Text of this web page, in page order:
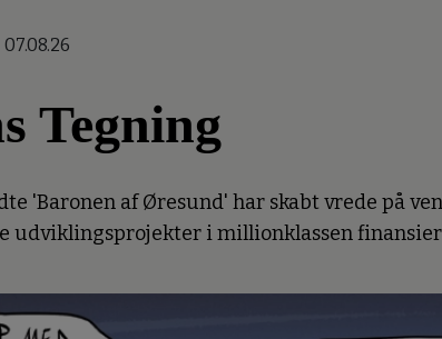
07.08.26
Tegning
'Baronen af Øresund' har skabt vrede på
udviklingsprojekter i millionklassen